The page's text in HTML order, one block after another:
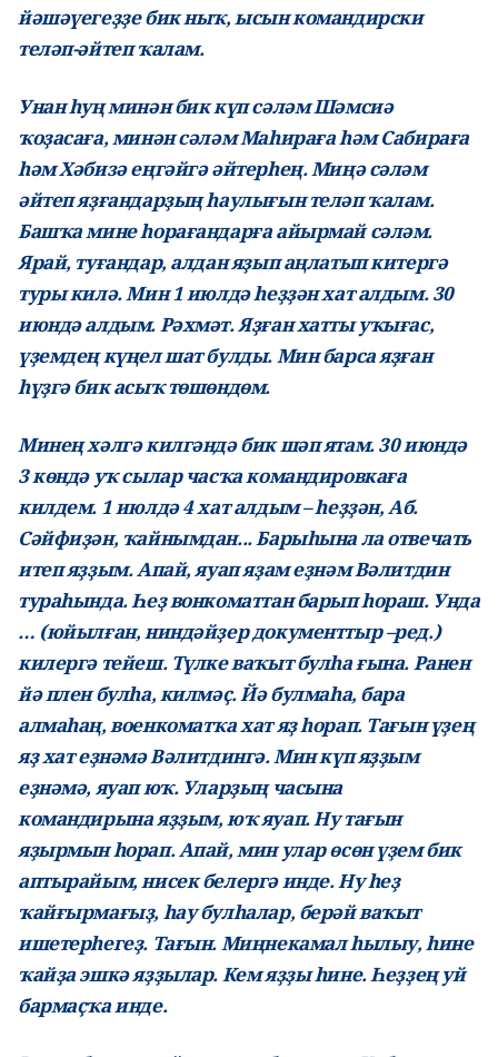
йәшәүегеҙҙе бик ныҡ, ысын командирски
теләп-әйтеп ҡалам.
Унан һуң минән бик күп сәләм Шәмсиә
ҡоҙасаға, минән сәләм Маһираға һәм Сабираға
һәм Хәбизә еңгәйгә әйтерһең. Миңә сәләм
әйтеп яҙғандарҙың һаулығын теләп ҡалам.
Башҡа мине һорағандарға айырмай сәләм.
Ярай, туғандар, алдан яҙып аңлатып китергә
туры килә. Мин 1 июлдә һеҙҙән хат алдым. 30
июндә алдым. Рәхмәт. Яҙған хатты уҡығас,
үҙемдең күңел шат булды. Мин барса яҙған
һүҙгә бик асыҡ төшөндөм.
Минең хәлгә килгәндә бик шәп ятам. 30 июндә
3 көндә уҡ сылар часҡа командировкаға
килдем. 1 июлдә 4 хат алдым – һеҙҙән, Аб.
Сәйфиҙән, ҡайнымдан... Барыһына ла отвечать
итеп яҙҙым. Апай, яуап яҙам еҙнәм Вәлитдин
тураһында. Һеҙ вонкоматтан барып һораш. Унда
… (юйылған, ниндәйҙер документтыр –ред.)
килергә тейеш. Түлке ваҡыт булһа ғына. Ранен
йә плен булһа, килмәҫ. Йә булмаһа, бара
алмаһаң, военкоматҡа хат яҙ һорап. Тағын үҙең
яҙ хат еҙнәмә Вәлитдингә. Мин күп яҙҙым
еҙнәмә, яуап юҡ. Уларҙың часына
командирына яҙҙым, юҡ яуап. Ну тағын
яҙырмын һорап. Апай, мин улар өсөн үҙем бик
аптырайым, нисек белергә инде. Ну һеҙ
ҡайғырмағыҙ, һау булһалар, берәй ваҡыт
ишетерһегеҙ. Тағын. Миңнекамал һылыу, һине
ҡайҙа эшкә яҙҙылар. Кем яҙҙы һине. Һеҙҙең уй
бармаҫҡа инде.